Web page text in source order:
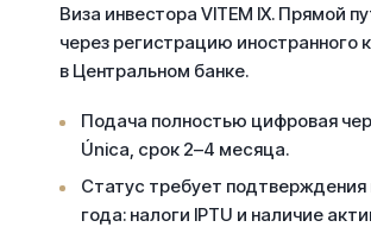
Виза инвестора VITEM IX. Прямой
через регистрацию иностранного
в Центральном банке.
Подача полностью цифровая
Única, срок 2–4 месяца.
Статус требует
года: налоги IPTU и наличие